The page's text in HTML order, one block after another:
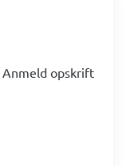
Anmeld opskrift